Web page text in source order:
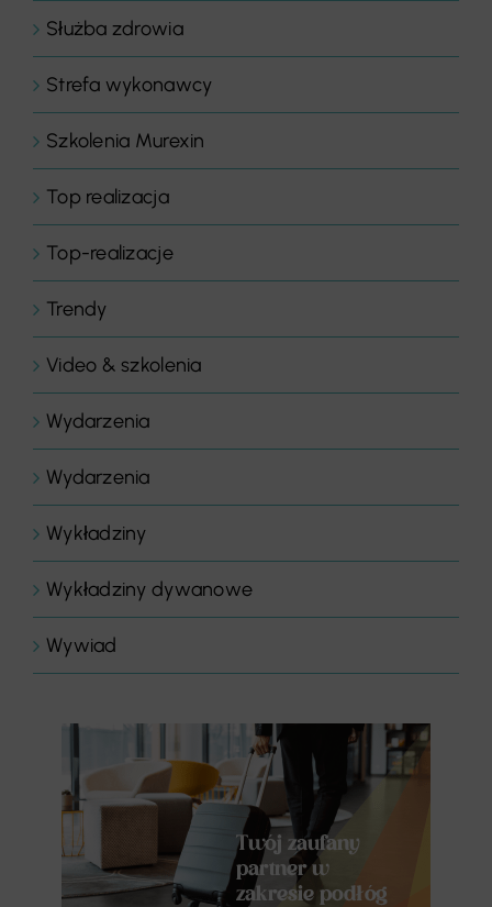
Służba zdrowia
Strefa wykonawcy
Szkolenia Murexin
Top realizacja
Top-realizacje
Trendy
Video & szkolenia
Wydarzenia
Wydarzenia
Wykładziny
Wykładziny dywanowe
Wywiad